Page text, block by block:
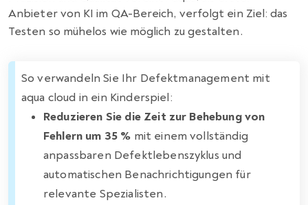
Anbieter von KI im QA-Bereich, verfolgt ein Ziel: das
Testen so mühelos wie möglich zu gestalten.
So verwandeln Sie Ihr Defektmanagement mit
aqua cloud in ein Kinderspiel:
Reduzieren Sie die Zeit zur Behebung von
Fehlern um 35 % mit einem vollständig
anpassbaren Defektlebenszyklus und
automatischen Benachrichtigungen für
relevante Spezialisten.